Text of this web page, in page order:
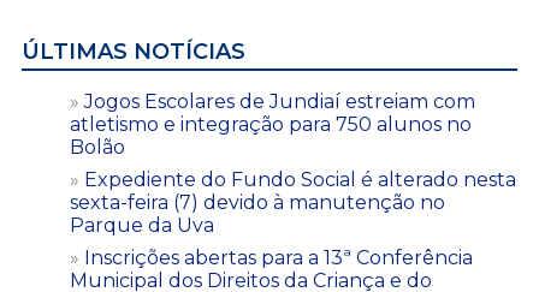
ÚLTIMAS NOTÍCIAS
Jogos Escolares de Jundiaí estreiam com
atletismo e integração para 750 alunos no
Bolão
Expediente do Fundo Social é alterado nesta
sexta-feira (7) devido à manutenção no
Parque da Uva
Inscrições abertas para a 13ª Conferência
Municipal dos Direitos da Criança e do